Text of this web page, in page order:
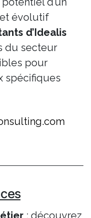
évolutif
d’Idealis
du secteur
pour
spécifiques
: découvrez